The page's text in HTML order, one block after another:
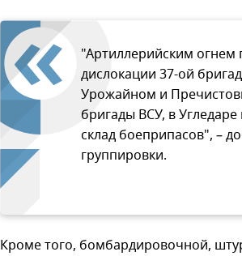
"Артиллерийским
дислокации 37-ой
Урожайном и
бригады ВСУ, в
склад боеприпасов", –
группировки.
Кроме того, бомбардировочной,